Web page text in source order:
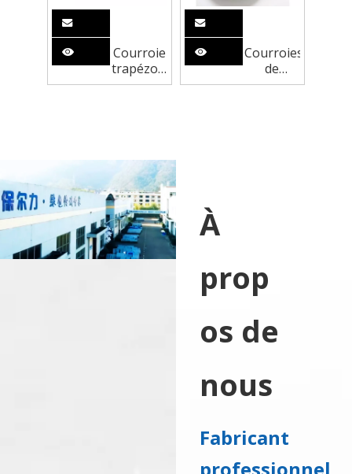
Courroie
trapézoïdale
Agri à
Courroies
de
distribution
À
prop
os de
nous
Fabricant